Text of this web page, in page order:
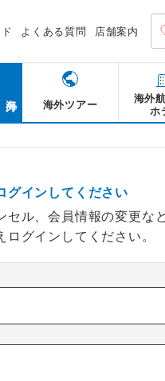
よくある質問 店舗案内
海外ツアー
海外
ホ
グインしてください
ル、会員情報の変更な
グインしてください。